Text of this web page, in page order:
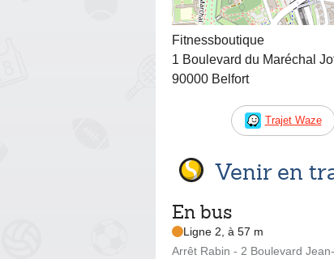
Fitnessboutique
1 Boulevard du Maréchal
90000 Belfort
Trajet Waze
Venir en
En bus
Ligne 2, à 57 m
Arrêt Rabin - 2 Boulevard